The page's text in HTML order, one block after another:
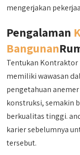
mengerjakan
Pengalaman
Bangunan
Tentukan Kontraktor
memiliki wawasan
pengetahuan
konstruksi, semakin
berkualitas tinggi.
karier sebelumnya
tersebut.